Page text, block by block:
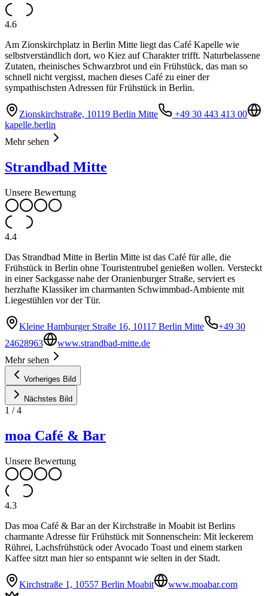
4.6
Am Zionskirchplatz in Berlin Mitte liegt das Café Kapelle wie
selbstverständlich dort, wo Kiez auf Charakter trifft. Naturbelassene
Zutaten, rheinisches Schwarzbrot und ein Frühstück, das man so
schnell nicht vergisst, machen dieses Café zu einer der
sympathischsten Adressen für Frühstück in Berlin.
Zionskirchstraße, 10119 Berlin Mitte
+49 30 443 413 00
kapelle.berlin
Mehr sehen
Strandbad Mitte
Unsere Bewertung
4.4
Das Strandbad Mitte in Berlin Mitte ist das Café für alle, die
Frühstück in Berlin ohne Touristentrubel genießen wollen. Versteckt
in einer Sackgasse nahe der Oranienburger Straße, serviert es
herzhafte Klassiker im charmanten Schwimmbad-Ambiente mit
Liegestühlen vor der Tür.
Kleine Hamburger Straße 16, 10117 Berlin Mitte
+49 30
24628963
www.strandbad-mitte.de
Mehr sehen
Vorheriges Bild
Nächstes Bild
1 /4
moa Café & Bar
Unsere Bewertung
4.3
Das moa Café & Bar an der Kirchstraße in Moabit ist Berlins
charmante Adresse für Frühstück mit Sonnenschein: Mit leckerem
Rührei, Lachsfrühstück oder Avocado Toast und einem starken
Kaffee sitzt man hier so entspannt wie selten in der Stadt.
Kirchstraße 1, 10557 Berlin Moabit www.moabar.com